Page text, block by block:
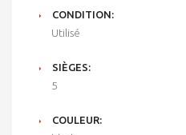
CONDITION:
Utilisé
SIÈGES:
5
COULEUR: